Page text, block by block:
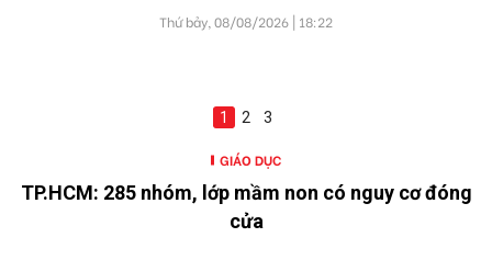
Thứ bảy, 08/08/2026 | 18:22
1 2 3
GIÁO DỤC
TP.HCM: 285 nhóm, lớp mầm non có nguy cơ đóng
cửa